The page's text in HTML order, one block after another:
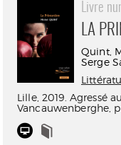
Livre
LA
Quint,
Serge
Lille, 2019. Agressé
Vancauwenberghe,